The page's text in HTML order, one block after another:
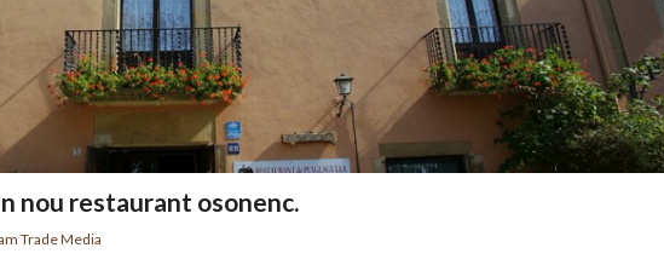
nou restaurant osonenc.
Trade Media